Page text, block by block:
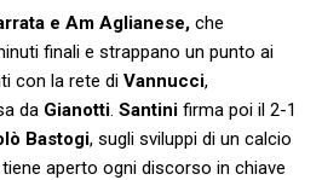
e Am Aglianese, che
finali e strappano un punto ai
con la rete di Vannucci,
da Gianotti. Santini firma poi il 2-1
Bastogi, sugli sviluppi di un calcio
aperto ogni discorso in chiave